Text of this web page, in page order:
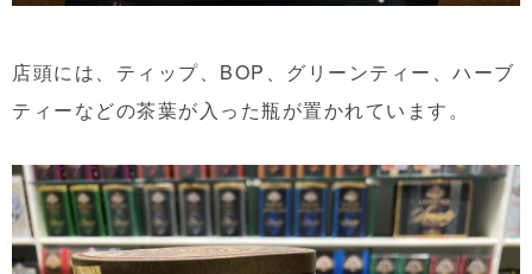
店頭には、ティップ、BOP、グリーンティー、ハーブ
ティーなどの茶葉が入った瓶が置かれています。